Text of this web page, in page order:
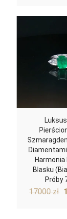
Harmonia
Blasku
Próby
17000zł